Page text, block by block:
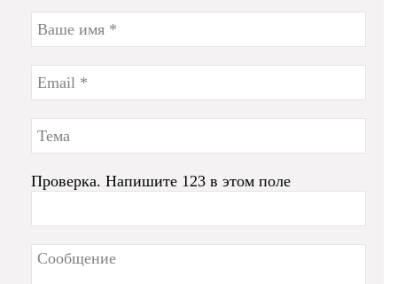
Проверка. Напишите 123 в этом поле